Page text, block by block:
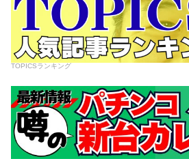
TOPICSランキング